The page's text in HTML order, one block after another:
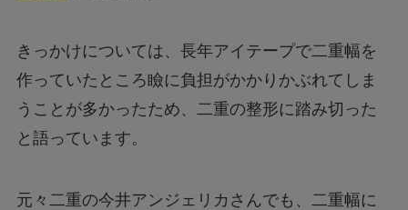
きっかけについては、長年アイテープで二重幅を
作っていたところ瞼に負担がかかりかぶれてしま
うことが多かったため、二重の整形に踏み切った
と語っています。
元々二重の今井アンジェリカさんでも、二重幅に